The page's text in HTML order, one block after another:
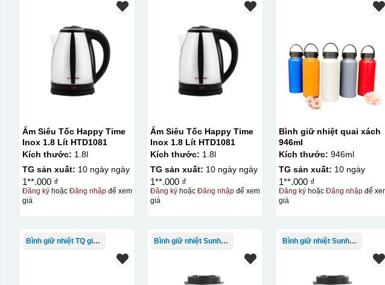
Ấm Siêu Tốc Happy Time
Inox 1.8 Lít HTD1081
Kích thước: 1.8l
TG sản xuất: 10 ngày ngày
1**.000 ₫
Đăng kýhoặc Đăng nhậpđể xem
giá
Ấm Siêu Tốc Happy Time
Inox 1.8 Lít HTD1081
Kích thước: 1.8l
TG sản xuất: 10 ngày ngày
1**.000 ₫
Đăng ký hoặcĐăng nhập để xem
giá
Bình giữ nhiệt quai xách
946ml
Kích thước: 946ml
TG sản xuất: 10 ngày
1**.000 ₫
Đăng kýhoặc Đăng nhậpđể
giá
Bình giữ nhiệt TQ giá rẻ Bình giữ nhiệt Sunhouse Bình giữ nhiệt Sunhouse